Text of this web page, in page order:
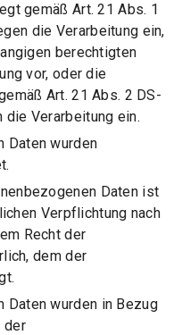
gemäß Art. 21 Abs. 1
die Verarbeitung ein,
berechtigten
vor, oder die
Art. 21 Abs. 2 DS-
die Verarbeitung ein.
Daten wurden
Daten ist
Verpflichtung nach
Recht der
dem der
Daten wurden in Bezug
der